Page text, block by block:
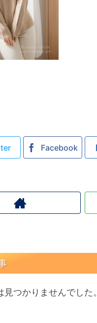
Facebook
見つかりませんでした。